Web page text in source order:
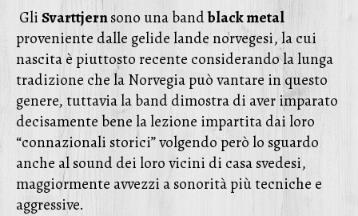
GliSvarttjernsono una bandblack metal
proveniente dalle gelide lande norvegesi, la cui
nascita è piuttosto recente considerando la lunga
tradizione che la Norvegia può vantare in questo
genere, tuttavia la band dimostra di aver imparato
decisamente bene la lezione impartita dai loro
“connazionali storici” volgendo però lo sguardo
anche al sound dei loro vicini di casa svedesi,
maggiormente avvezzi a sonorità più tecniche e
aggressive.